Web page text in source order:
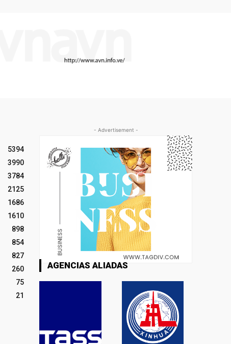
5394
3990
3784
2125
1686
1610
898
854
827
260
75
21
- Advertisement -
AGENCIAS ALIADAS